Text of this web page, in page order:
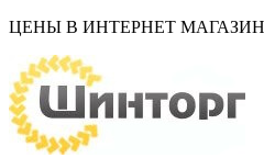
ЦЕНЫ В ИНТЕРНЕТ